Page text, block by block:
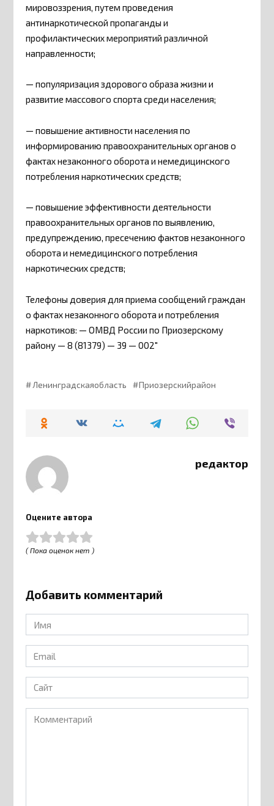
мировоззрения, путем проведения
антинаркотической пропаганды и
профилактических мероприятий различной
направленности;
— популяризация здорового образа жизни и
развитие массового спорта среди населения;
— повышение активности населения по
информированию правоохранительных органов о
фактах незаконного оборота и немедицинского
потребления наркотических средств;
— повышение эффективности деятельности
правоохранительных органов по выявлению,
предупреждению, пресечению фактов незаконного
оборота и немедицинского потребления
наркотических средств;
Телефоны доверия для приема сообщений граждан
о фактах незаконного оборота и потребления
наркотиков: — ОМВД России по Приозерскому
району — 8 (81379) — 39 — 002″
Ленинградскаяобласть Приозерскийрайон
редактор
Оцените автора
( Пока оценок нет )
Добавить комментарий
Имя
*
Email
*
Сайт
Комментарий